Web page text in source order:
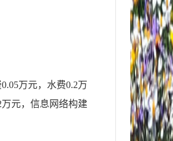
万元，水费0.2万
元，信息网络构建